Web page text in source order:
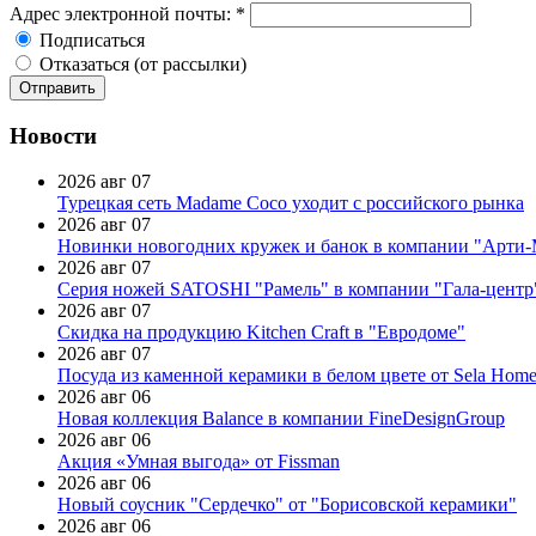
Адрес электронной почты: *
Подписаться
Отказаться (от рассылки)
Новости
2026 авг 07
Турецкая сеть Madame Coco уходит с российского рынка
2026 авг 07
Новинки новогодних кружек и банок в компании
2026 авг 07
Серия ножей SATOSHI "Рамель" в компании "Гала-
2026 авг 07
Скидка на продукцию Kitchen Craft в "Евродоме"
2026 авг 07
Посуда из каменной керамики в белом цвете от Sela Home
2026 авг 06
Новая коллекция Balance в компании FineDesignGroup
2026 авг 06
Акция «Умная выгода» от Fissman
2026 авг 06
Новый соусник "Сердечко" от "Борисовской керамики"
2026 авг 06